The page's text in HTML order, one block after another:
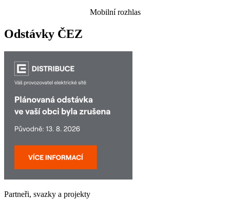
Mobilní rozhlas
Odstávky ČEZ
Partneři, svazky a projekty